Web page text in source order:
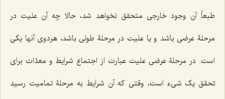
طبعاً آن وجود خارجی متحقق نخواهد شد، حالا چه آن علیت در
مرحلۀ عرضی باشد و یا علیت در مرحلۀ طولی باشد، هردوی آنها یکی
است. در مرحلۀ عرضی علیت عبارت از اجتماع شرایط و معدّات برای
تحقق یک شیء است، وقتی که آن شرایط به مرحلۀ تمامیت رسید